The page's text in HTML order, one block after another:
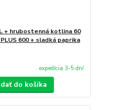
+ hrubostenná kotlina 60
600 + sladká paprika
expedícia 3-5 dní
do košíka